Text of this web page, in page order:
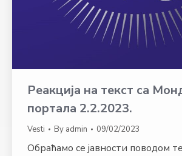
Реакција на текст са
портала 2.2.2023.
Vesti By admin 09/02/2023
Обраћамо се јавности поводом